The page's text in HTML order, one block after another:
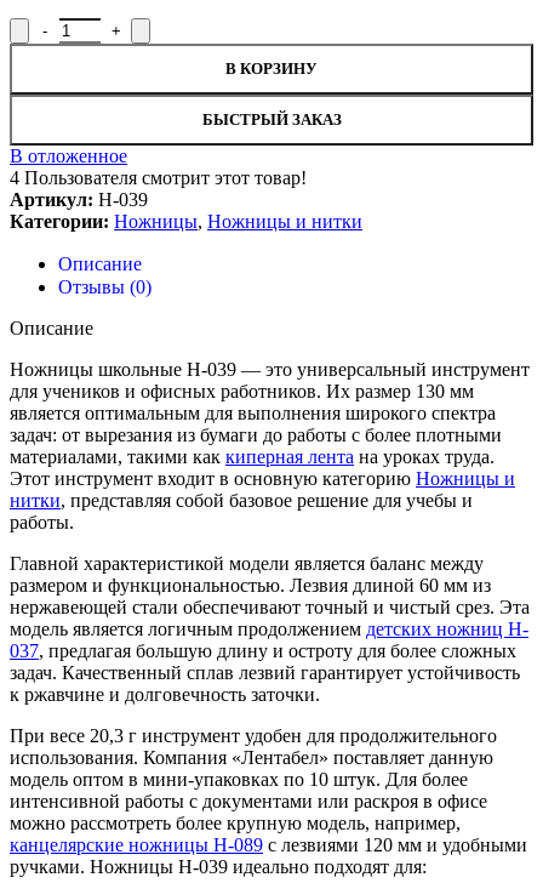
Количество товара Ножницы школьные H-039, Lн=130мм
В КОРЗИНУ
БЫСТРЫЙ ЗАКАЗ
В отложенное
4 Пользователя смотрит этот товар!
Артикул: Н-039
Категории: Ножницы, Ножницы и нитки
Описание
Отзывы (0)
Описание
Ножницы школьные H-039 — это универсальный инструмент
для учеников и офисных работников. Их размер 130 мм
является оптимальным для выполнения широкого спектра
задач: от вырезания из бумаги до работы с более плотными
материалами, такими как киперная лента на уроках труда.
Этот инструмент входит в основную категорию Ножницы и
нитки, представляя собой базовое решение для учебы и
работы.
Главной характеристикой модели является баланс между
размером и функциональностью. Лезвия длиной 60 мм из
нержавеющей стали обеспечивают точный и чистый срез. Эта
модель является логичным продолжением детских ножниц H-
037, предлагая большую длину и остроту для более сложных
задач. Качественный сплав лезвий гарантирует устойчивость
к ржавчине и долговечность заточки.
При весе 20,3 г инструмент удобен для продолжительного
использования. Компания «Лентабел» поставляет данную
модель оптом в мини-упаковках по 10 штук. Для более
интенсивной работы с документами или раскроя в офисе
можно рассмотреть более крупную модель, например,
канцелярские ножницы H-089 с лезвиями 120 мм и удобными
ручками. Ножницы H-039 идеально подходят для: